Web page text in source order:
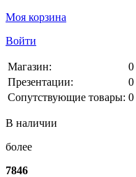
Моя корзина
Войти
Магазин: 0
Презентации:
0
Сопутствующие товары: 0
В наличии
более
7846